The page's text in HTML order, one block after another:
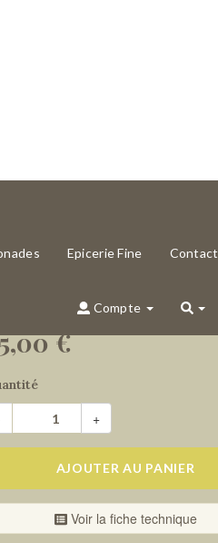
Epicerie Fine Contact
Compte
€
+
AJOUTER AU PANIER
Voir la fiche technique